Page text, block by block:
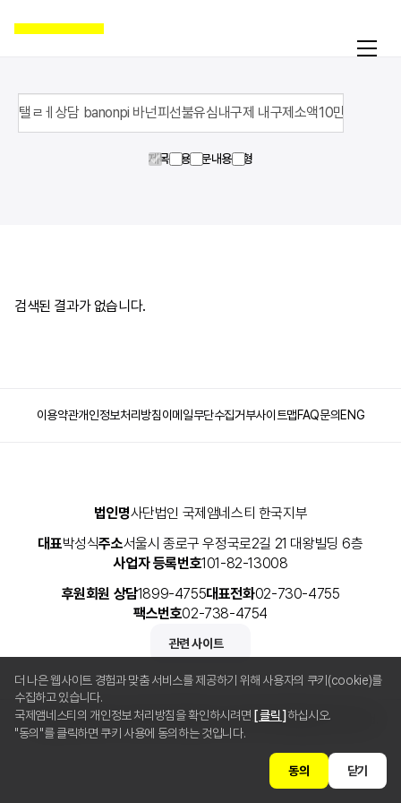
제목내용영문내용유형
검색된 결과가 없습니다.
이용약관개인정보처리방침이메일무단수집거부사이트맵FAQ문의 ENG
법인명사단법인 국제앰네스티 한국지부
대표박성식주소서울시 종로구 우정국로2길 21 대왕빌딩 6층
사업자 등록번호101-82-13008
후원회원 상담1899-4755대표전화02-730-4755
팩스번호02-738-4754
관련 사이트
Copyright © 2025 사단법인 국제앰네스티 한국지부 All Rights Reserved.
더 나은 웹사이트 경험과 맞춤 서비스를 제공하기 위해 사용자의 쿠키(cookie)를
수집하고 있습니다.
국제앰네스티의 개인정보 처리방침을 확인하시려면 [ 클릭 ] 하십시오.
"동의"를 클릭하면 쿠키 사용에 동의하는 것입니다.
동의 닫기